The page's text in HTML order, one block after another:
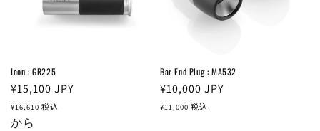
Icon : GR225
通
常
価
¥15,100 JPY
¥16,610 税込
から
Bar End Plug : MA532
通
常
¥10,000 JPY
¥11,000 税込